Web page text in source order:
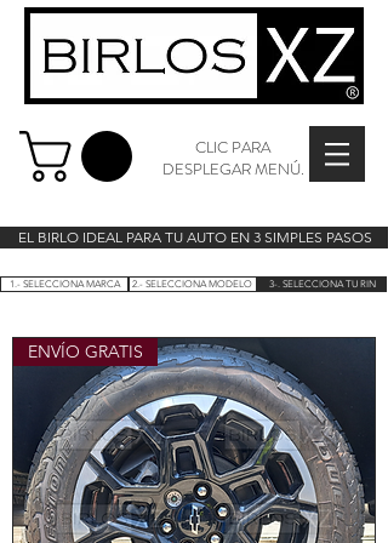
CLIC PARA
DESPLEGAR MENÚ.
EL BIRLO IDEAL PARA TU AUTO EN 3 SIMPLES PASOS
1.- SELECCIONA MARCA 2.- SELECCIONA MODELO 3-. SELECCIONA TU RIN
ENVÍO GRATIS